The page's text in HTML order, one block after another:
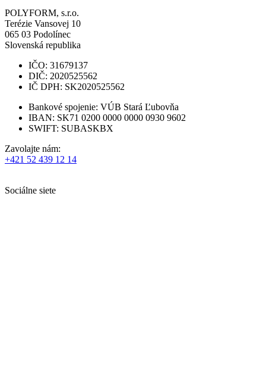
POLYFORM, s.r.o.
Terézie Vansovej 10
065 03 Podolínec
Slovenská republika
IČO: 31679137
DIČ: 2020525562
IČ DPH: SK2020525562
Bankové spojenie: VÚB Stará Ľubovňa
IBAN: SK71 0200 0000 0000 0930 9602
SWIFT: SUBASKBX
Zavolajte nám:
+421 52 439 12 14
Sociálne siete